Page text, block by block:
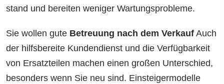
stand und bereiten weniger Wartungsprobleme.
Sie wollen gute Betreuung nach dem Verkauf Auch
der hilfsbereite Kundendienst und die Verfügbarkeit
von Ersatzteilen machen einen großen Unterschied,
besonders wenn Sie neu sind. Einsteigermodelle